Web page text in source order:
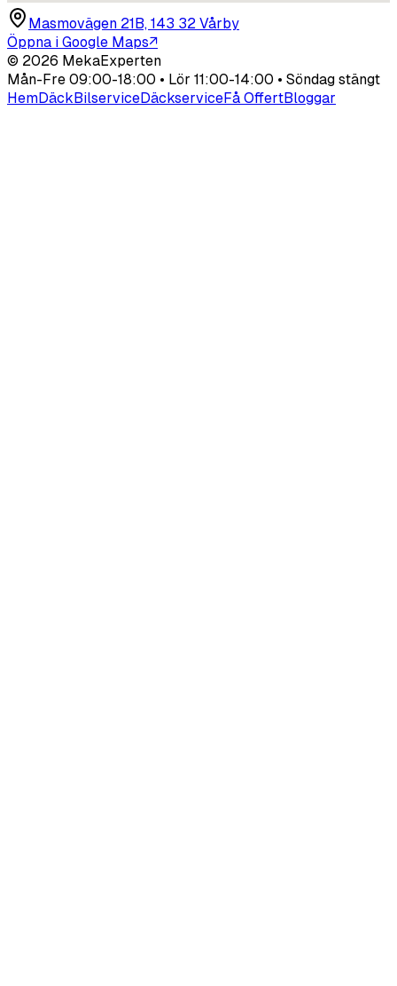
Masmovägen 21B, 143 32 Vårby
Öppna i Google Maps↗
© 2026 MekaExperten
Mån-Fre 09:00-18:00 • Lör 11:00-14:00 • Söndag stängt
HemDäckBilserviceDäckserviceFå OffertBloggar